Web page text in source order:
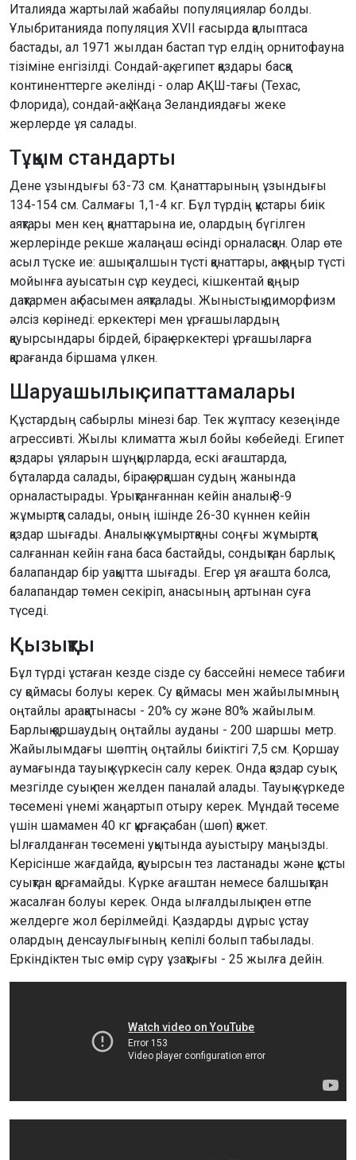
Италияда жартылай жабайы популяциялар болды.
Ұлыбританияда популяция XVII ғасырда қалыптаса
бастады, ал 1971 жылдан бастап түр елдің орнитофауна
тізіміне енгізілді. Сондай-ақ, египет қаздары басқа
континенттерге әкелінді - олар АҚШ-тағы (Техас,
Флорида), сондай-ақ Жаңа Зеландиядағы жеке
жерлерде ұя салады.
Тұқым стандарты
Дене ұзындығы 63-73 см. Қанаттарының ұзындығы
134-154 см. Салмағы 1,1-4 кг. Бұл түрдің құстары биік
аяқтары мен кең қанаттарына ие, олардың бүгілген
жерлерінде рекше жалаңаш өсінді орналасқан. Олар өте
асыл түске ие: ашық талшын түсті қанаттары, ақ-қоңыр түсті
мойынға ауысатын сұр кеудесі, кішкентай қоңыр
дақтармен ақ басымен аяқталады. Жыныстық диморфизм
әлсіз көрінеді: еркектері мен ұрғашылардың
қауырсындары бірдей, бірақ еркектері ұрғашыларға
қарағанда біршама үлкен.
Шаруашылық сипаттамалары
Құстардың сабырлы мінезі бар. Тек жұптасу кезеңінде
агрессивті. Жылы климатта жыл бойы көбейеді. Египет
қаздары ұяларын шұңқырларда, ескі ағаштарда,
бұталарда салады, бірақ әрқашан судың жанында
орналастырады. Ұрықтанғаннан кейін аналық 8-9
жұмыртқа салады, оның ішінде 26-30 күннен кейін
қаздар шығады. Аналық жұмыртқаны соңғы жұмыртқа
салғаннан кейін ғана баса бастайды, сондықтан барлық
балапандар бір уақытта шығады. Егер ұя ағашта болса,
балапандар төмен секіріп, анасының артынан суға
түседі.
Қызықты
Бұл түрді ұстаған кезде сізде су бассейні немесе табиғи
су қоймасы болуы керек. Су қоймасы мен жайылымның
оңтайлы арақатынасы - 20% су және 80% жайылым.
Барлық қоршаудың оңтайлы ауданы - 200 шаршы метр.
Жайылымдағы шөптің оңтайлы биіктігі 7,5 см. Қоршау
аумағында тауық күркесін салу керек. Онда қаздар суық
мезгілде суық пен желден паналай алады. Тауық күркеде
төсемені үнемі жаңартып отыру керек. Мұндай төсеме
үшін шамамен 40 кг құрғақ сабан (шөп) қажет.
Ылғалданған төсемені уқытында ауыстыру маңызды.
Керісінше жағдайда, қауырсын тез ластанады және құсты
суықтан қорғамайды. Күрке ағаштан немесе балшықтан
жасалған болуы керек. Онда ылғалдылық пен өтпе
желдерге жол берілмейді. Қаздарды дұрыс ұстау
олардың денсаулығының кепілі болып табылады.
Еркіндіктен тыс өмір сүру ұзақтығы - 25 жылға дейін.